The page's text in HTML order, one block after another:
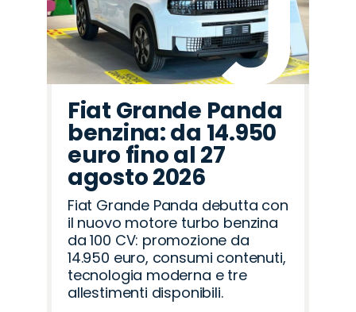
Fiat Grande Panda
benzina: da 14.950
euro fino al 27
agosto 2026
Fiat Grande Panda debutta con
il nuovo motore turbo benzina
da 100 CV: promozione da
14.950 euro, consumi contenuti,
tecnologia moderna e tre
allestimenti disponibili.